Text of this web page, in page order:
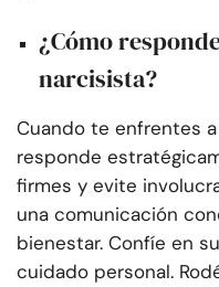
¿Cómo
narcisista?
Cuando te enfrentes
responde
firmes y evite
una comunicación
bienestar. Confíe en
cuidado personal.